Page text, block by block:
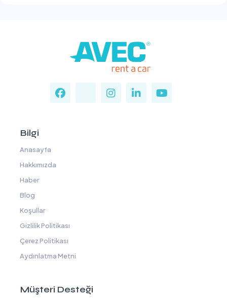
Bilgi
Anasayfa
Hakkımızda
Haber
Blog
Koşullar
Gizlilik Politikası
Çerez Politikası
Aydınlatma Metni
Müşteri Desteği